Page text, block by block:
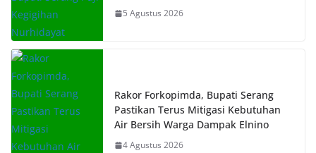
5 Agustus 2026
Rakor Forkopimda, Bupati Serang
Pastikan Terus Mitigasi Kebutuhan
Air Bersih Warga Dampak Elnino
4 Agustus 2026